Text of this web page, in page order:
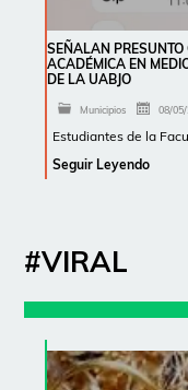
SEÑALAN PRESUNTO
ACADÉMICA EN
DE LA UABJO
Municipios 08/
Estudiantes de la
Seguir Leyendo
#VIRAL